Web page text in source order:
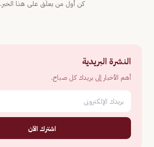
كن أول من يعلّق على هذا الخبر.
النشرة البريدية
أهم الأخبار إلى بريدك كل صباح.
اشترك الآن